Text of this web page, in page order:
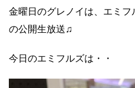
金曜日のグレノイは、エミ
の公開生放送♫
今日のエミフルズは・・